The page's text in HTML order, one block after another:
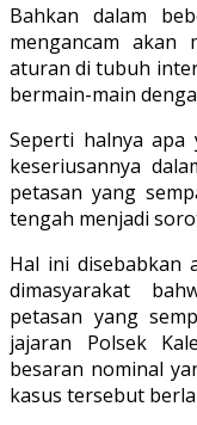
Bahkan dalam
mengancam akan
aturan di tubuh
bermain-main
Seperti halnya apa
keseriusannya
petasan yang
tengah menjadi
Hal ini disebabkan
dimasyarakat
petasan yang
jajaran Polsek
besaran nominal
kasus tersebut